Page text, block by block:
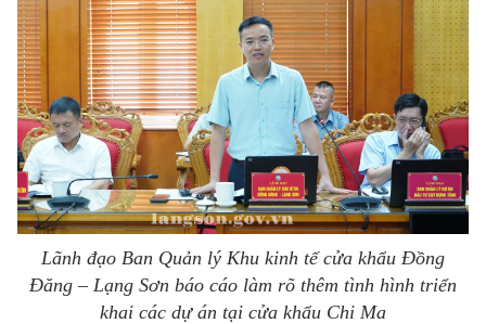
Lãnh đạo Ban Quản lý Khu kinh tế cửa khẩu Đồng
Đăng – Lạng Sơn báo cáo làm rõ thêm tình hình triển
khai các dự án tại cửa khẩu Chi Ma